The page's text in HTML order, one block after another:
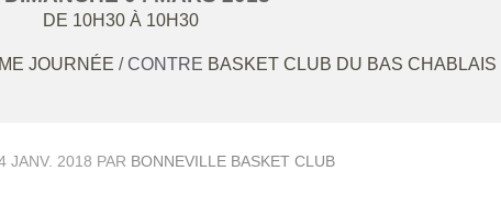
DE 10H30 À 10H30
JOURNÉE / CONTRE BASKET CLUB DU BAS CHABLAIS
JANV. 2018 PAR BONNEVILLE BASKET CLUB